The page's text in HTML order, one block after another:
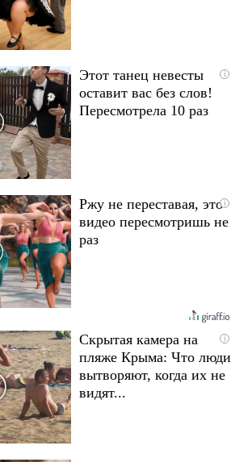
i
Этот танец невесты
оставит вас без слов!
Пересмотрела 10 раз
i
Ржу не переставая, это
видео пересмотришь не
раз
i
Скрытая камера на
пляже Крыма: Что люди
вытворяют, когда их не
видят...